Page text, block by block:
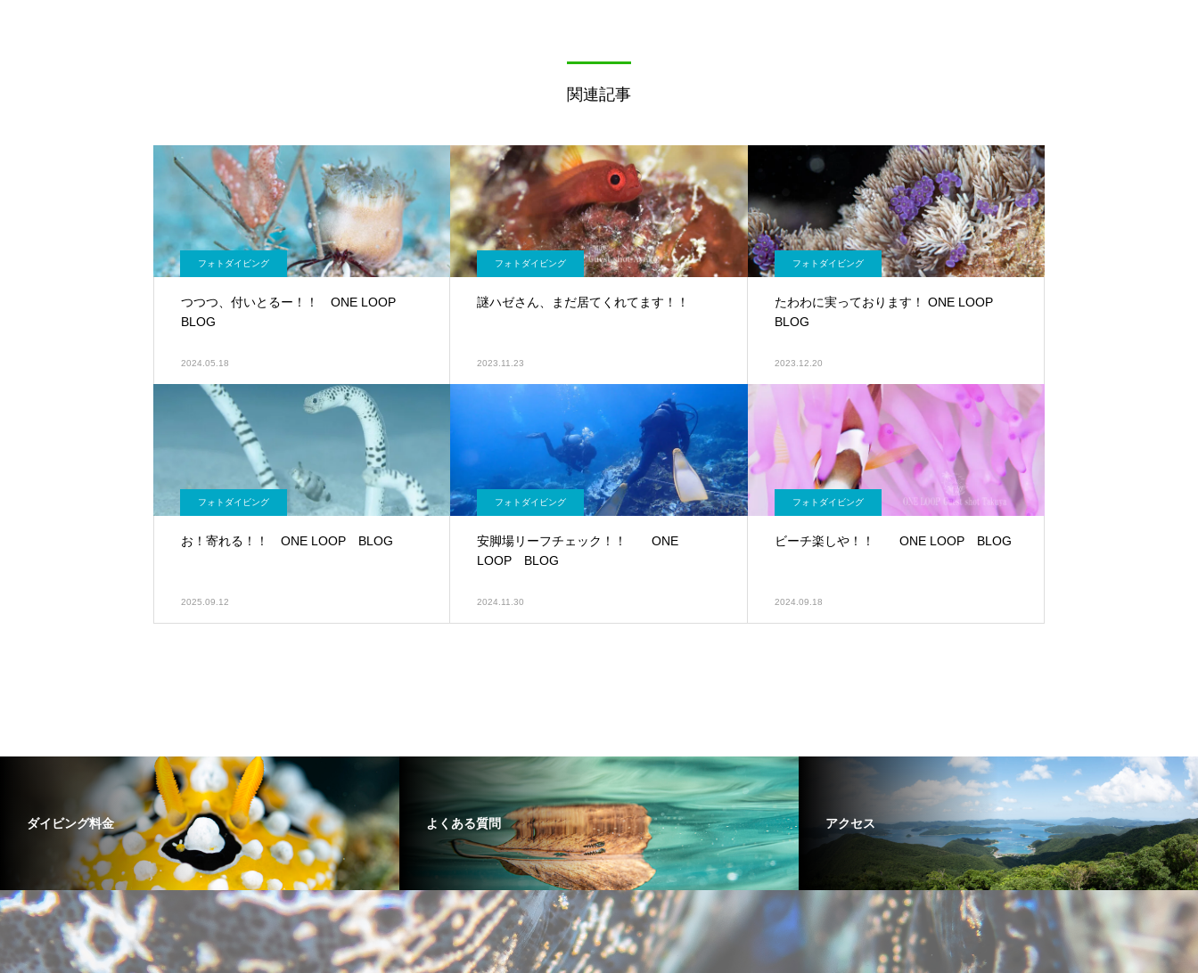
関連記事
フォトダイビング
つつつ、付いとるー！！ ONE LOOP
BLOG
2024.05.18
フォトダイビング
謎ハゼさん、まだ居てくれてます！！
2023.11.23
フォトダイビング
たわわに実っております！ ONE LOOP
BLOG
2023.12.20
フォトダイビング
お！寄れる！！ ONE LOOP BLOG
2025.09.12
フォトダイビング
安脚場リーフチェック！！ ONE
LOOP BLOG
2024.11.30
フォトダイビング
ビーチ楽しや！！ ONE LOOP BLOG
2024.09.18
ダイビング料金 よくある質問 アクセス